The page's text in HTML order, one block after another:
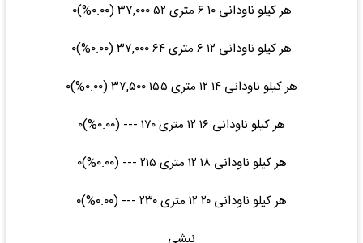
هر کیلو ناودانی ۱۰ ۶ متری ۵۲ ۳۷,۰۰۰ (۰.۰۰%)۰
هر کیلو ناودانی ۱۲ ۶ متری ۶۴ ۳۷,۰۰۰ (۰.۰۰%)۰
هر کیلو ناودانی ۱۴ ۱۲ متری ۱۵۵ ۳۷,۵۰۰ (۰.۰۰%)۰
هر کیلو ناودانی ۱۶ ۱۲ متری ۱۷۰ --- (۰.۰۰%)۰
هر کیلو ناودانی ۱۸ ۱۲ متری ۲۱۵ --- (۰.۰۰%)۰
هر کیلو ناودانی ۲۰ ۱۲ متری ۲۳۰ --- (۰.۰۰%)۰